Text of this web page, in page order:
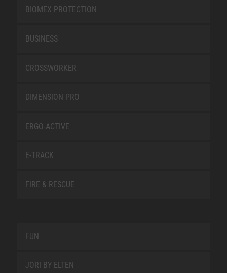
BIOMEX PROTECTION
BUSINESS
CROSSWORKER
DIMENSION PRO
ERGO-ACTIVE
E-TRACK
FIRE & RESCUE
FUN
JORI BY ELTEN